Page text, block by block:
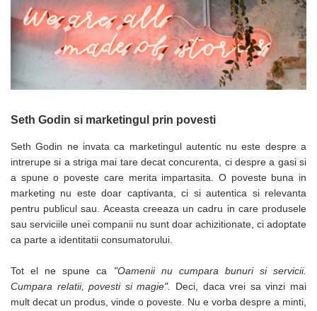
Masti de protectie respiratorie
Sepci, caciuli si esarfe
Pachete promotionale
Accesorii pentru protectia muncii
Sosete de lucru
Diverse accesorii
Articole de unica folosinta
Copii - tricouri si hanorace
Comunicare si prezentare
Flipchart-uri
Ecrane Interactive
Ecrane de proiectie
Accesorii prezentare
Seth Godin si marketingul prin povesti
Seth Godin ne invata ca marketingul autentic nu este despre a
intrerupe si a striga mai tare decat concurenta, ci despre a gasi si
a spune o poveste care merita impartasita. O poveste buna in
marketing nu este doar captivanta, ci si autentica si relevanta
pentru publicul sau. Aceasta creeaza un cadru in care produsele
sau serviciile unei companii nu sunt doar achizitionate, ci adoptate
ca parte a identitatii consumatorului.
Tot el ne spune ca "Oamenii nu cumpara bunuri si servicii.
Cumpara relatii, povesti si magie". Deci, daca vrei sa vinzi mai
mult decat un produs, vinde o poveste. Nu e vorba despre a minti,